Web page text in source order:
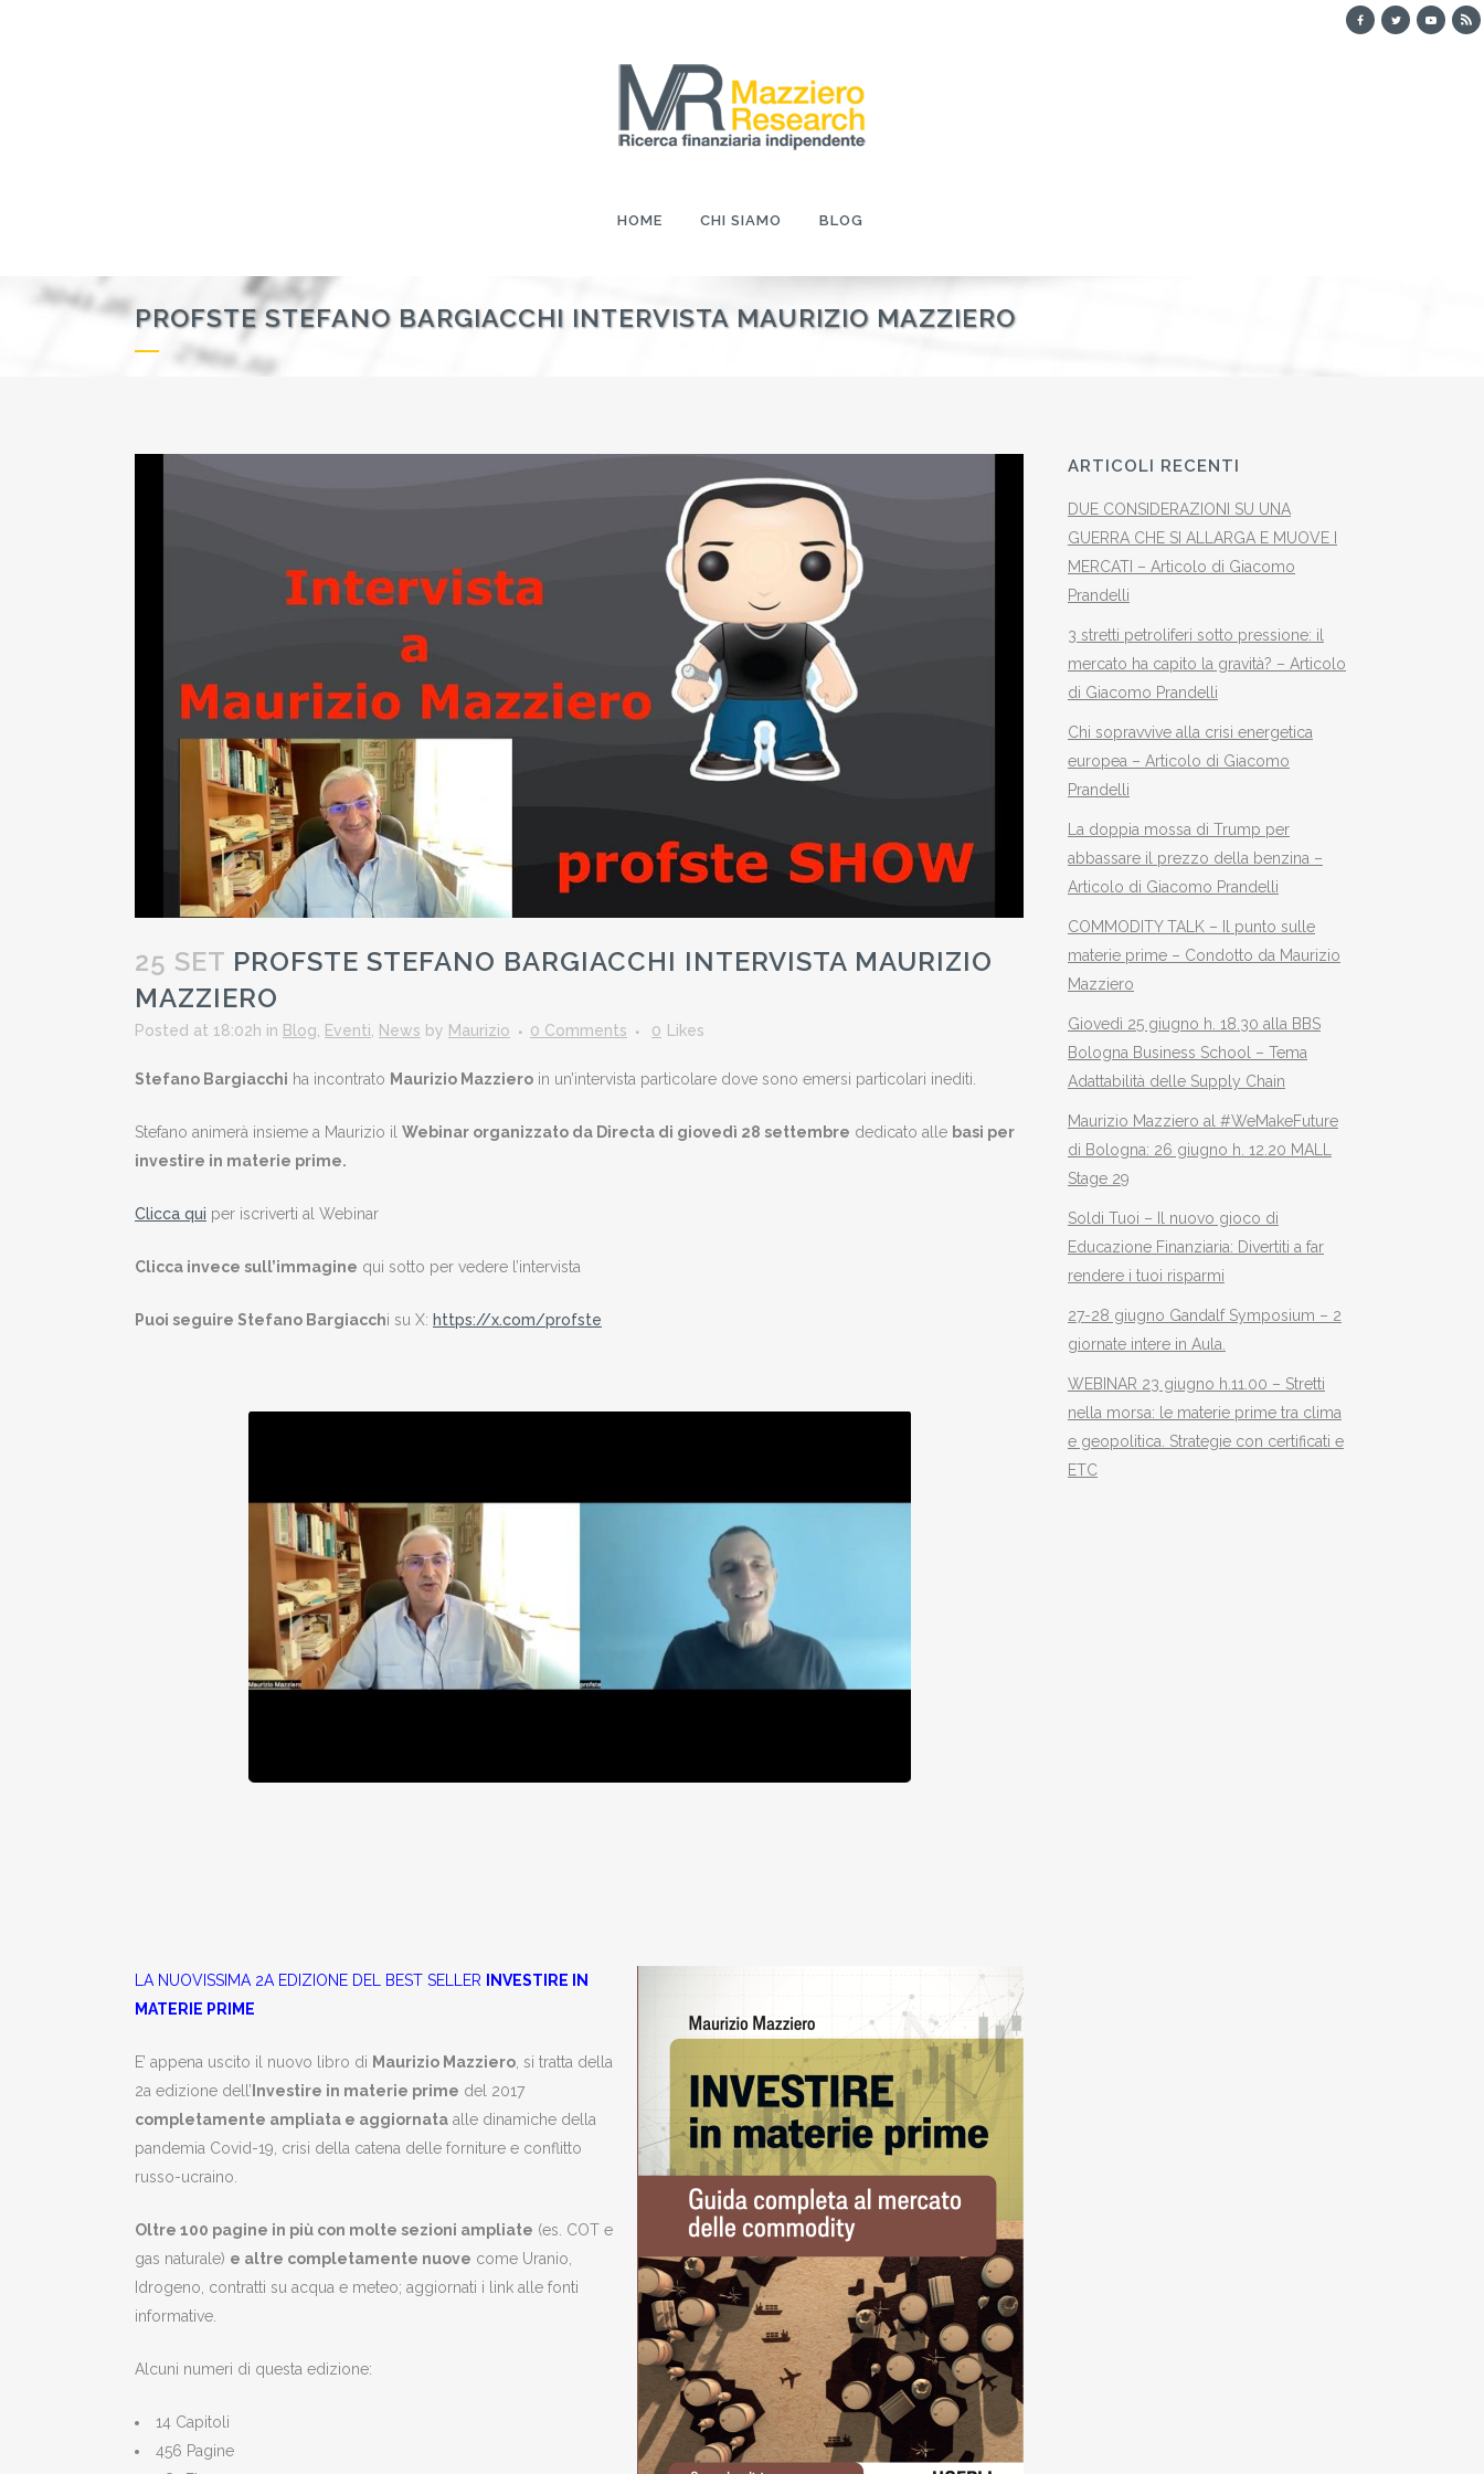
HOME CHI SIAMO BLOG
PROFSTE STEFANO BARGIACCHI INTERVISTA MAURIZIO MAZZIERO
25 SET PROFSTE STEFANO BARGIACCHI INTERVISTA MAURIZIO
MAZZIERO
Posted at 18:02h in Blog, Eventi, News by Maurizio 0 Comments 0 Likes
Stefano Bargiacchi ha incontrato Maurizio Mazziero in un’intervista particolare dove sono emersi particolari inediti.
Stefano animerà insieme a Maurizio il Webinar organizzato da Directa di giovedì 28 settembre dedicato alle basi per
investire in materie prime.
Clicca qui per iscriverti al Webinar
Clicca invece sull’immagine qui sotto per vedere l’intervista
Puoi seguire Stefano Bargiacchi su X: https://x.com/profste
LA NUOVISSIMA 2A EDIZIONE DEL BEST SELLER
INVESTIRE IN
MATERIE PRIME
E’ appena uscito il nuovo libro di Maurizio Mazziero, si tratta della
2a edizione dell’ Investire in materie prime del 2017
completamente ampliata e aggiornata alle dinamiche della
pandemia Covid-19, crisi della catena delle forniture e conflitto
russo-ucraino.
Oltre 100 pagine in più con molte sezioni ampliate (es. COT e
gas naturale) e altre completamente nuove come Uranio,
Idrogeno, contratti su acqua e meteo; aggiornati i link alle fonti
informative.
Alcuni numeri di questa edizione:
14 Capitoli
456 Pagine
ARTICOLI RECENTI
DUE CONSIDERAZIONI SU UNA
GUERRA CHE SI ALLARGA E MUOVE I
MERCATI – Articolo di Giacomo
Prandelli
3 stretti petroliferi sotto pressione: il
mercato ha capito la gravità? – Articolo
di Giacomo Prandelli
Chi sopravvive alla crisi energetica
europea – Articolo di Giacomo
Prandelli
La doppia mossa di Trump per
abbassare il prezzo della benzina –
Articolo di Giacomo Prandelli
COMMODITY TALK – Il punto sulle
materie prime – Condotto da Maurizio
Mazziero
Giovedì 25 giugno h. 18.30 alla BBS
Bologna Business School – Tema
Adattabilità delle Supply Chain
Maurizio Mazziero al #WeMakeFuture
di Bologna: 26 giugno h. 12.20 MALL
Stage 29
Soldi Tuoi – Il nuovo gioco di
Educazione Finanziaria: Divertiti a far
rendere i tuoi risparmi
27-28 giugno Gandalf Symposium – 2
giornate intere in Aula.
WEBINAR 23 giugno h.11.00 – Stretti
nella morsa: le materie prime tra clima
e geopolitica. Strategie con certificati e
ETC